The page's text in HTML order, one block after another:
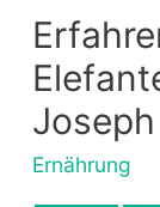
Ernährung